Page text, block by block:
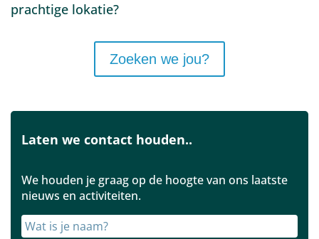
prachtige lokatie?
Zoeken we jou?
Laten we contact houden..
We houden je graag op de hoogte van ons laatste
nieuws en activiteiten.